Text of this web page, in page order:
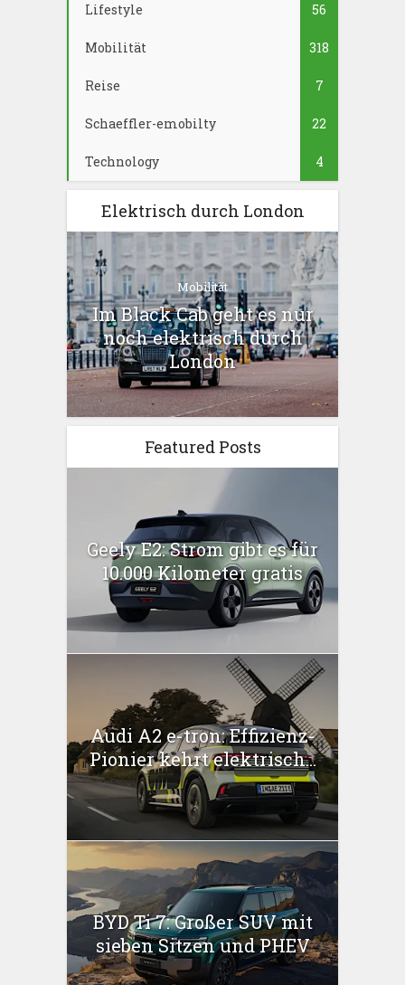
Lifestyle 56
Mobilität 318
Reise 7
Schaeffler-emobilty 22
Technology 4
Elektrisch durch London
Mobilität
Im Black Cab geht es nur
noch elektrisch durch
London
Featured Posts
Geely E2: Strom gibt es für
10.000 Kilometer gratis
Audi A2 e-tron: Effizienz-
Pionier kehrt elektrisch...
BYD Ti 7: Großer SUV mit
sieben Sitzen und PHEV